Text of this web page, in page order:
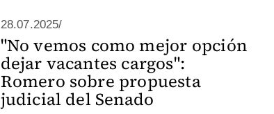
28.07.2025/
"No vemos como mejor opción
dejar vacantes cargos":
Romero sobre propuesta
judicial del Senado